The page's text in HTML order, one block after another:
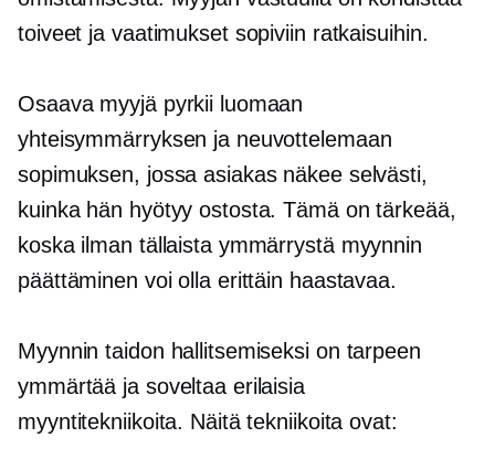
toiveet ja vaatimukset sopiviin ratkaisuihin.
Osaava myyjä pyrkii luomaan
yhteisymmärryksen ja neuvottelemaan
sopimuksen, jossa asiakas näkee selvästi,
kuinka hän hyötyy ostosta. Tämä on tärkeää,
koska ilman tällaista ymmärrystä myynnin
päättäminen voi olla erittäin haastavaa.
Myynnin taidon hallitsemiseksi on tarpeen
ymmärtää ja soveltaa erilaisia ​​
myyntitekniikoita. Näitä tekniikoita ovat: